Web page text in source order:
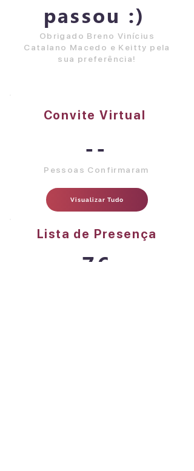
Convite Virtual
--
Pessoas Confirmaram
passou :)
Obrigado Breno Vinícius
Catalano Macedo e Keitty pela
sua preferência!
Visualizar Tudo
Lista de Presença
76